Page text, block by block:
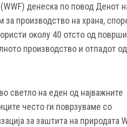
денеска по повод Денот
за производство на храна,
околу 40 отсто од
производство и отпадот од
светло на еден од најважните
често ги поврзуваме со
за заштита на природата